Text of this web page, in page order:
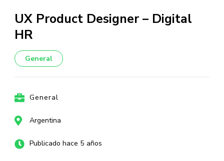
UX Product Designer – Digital
HR
General
General
Argentina
Publicado hace 5 años